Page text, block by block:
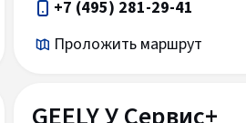
+7 (495) 281-29-41
Проложить маршрут